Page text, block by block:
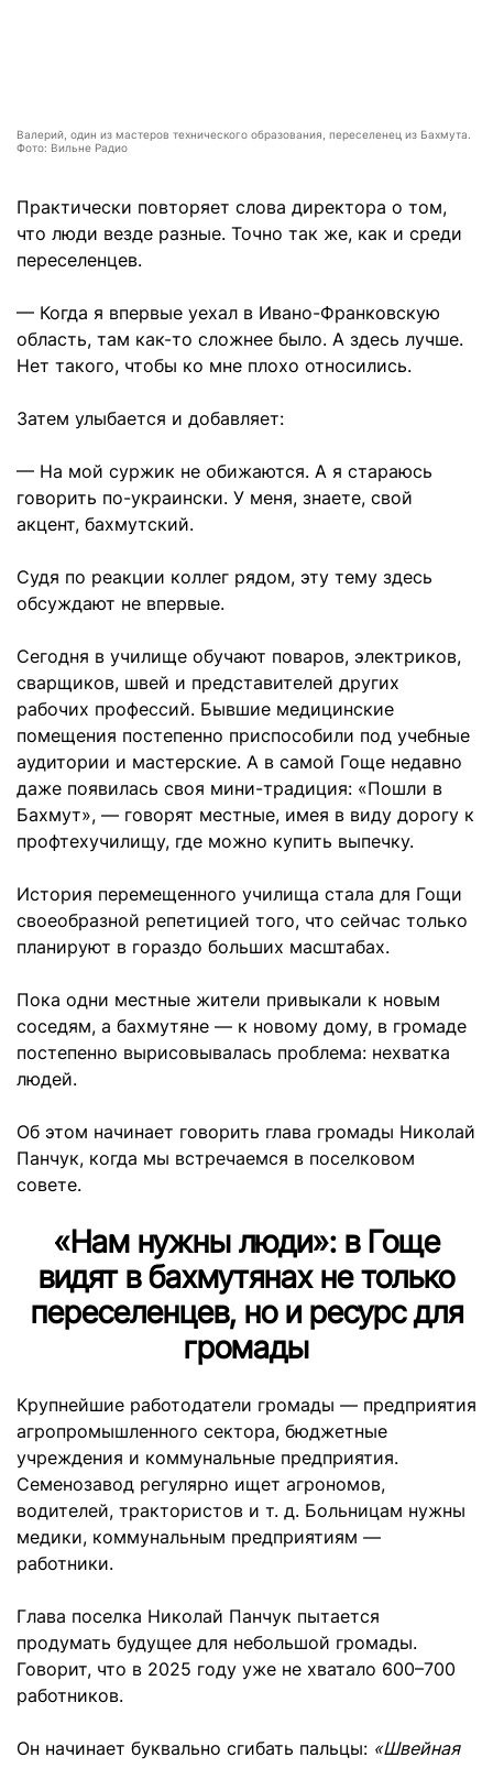
Валерий, один из мастеров технического образования, переселенец из Бахмута.
Фото: Вильне Радио
Практически повторяет слова директора о том,
что люди везде разные. Точно так же, как и среди
переселенцев.
— Когда я впервые уехал в Ивано-Франковскую
область, там как-то сложнее было. А здесь лучше.
Нет такого, чтобы ко мне плохо относились.
Затем улыбается и добавляет:
— На мой суржик не обижаются. А я стараюсь
говорить по-украински. У меня, знаете, свой
акцент, бахмутский.
Судя по реакции коллег рядом, эту тему здесь
обсуждают не впервые.
Сегодня в училище обучают поваров, электриков,
сварщиков, швей и представителей других
рабочих профессий. Бывшие медицинские
помещения постепенно приспособили под учебные
аудитории и мастерские. А в самой Гоще недавно
даже появилась своя мини-традиция: «Пошли в
Бахмут», — говорят местные, имея в виду дорогу к
профтехучилищу, где можно купить выпечку.
История перемещенного училища стала для Гощи
своеобразной репетицией того, что сейчас только
планируют в гораздо больших масштабах.
Пока одни местные жители привыкали к новым
соседям, а бахмутяне — к новому дому, в громаде
постепенно вырисовывалась проблема: нехватка
людей.
Об этом начинает говорить глава громады Николай
Панчук, когда мы встречаемся в поселковом
совете.
«Нам нужны люди»: в Гоще
видят в бахмутянах не только
переселенцев, но и ресурс для
громады
Крупнейшие работодатели громады — предприятия
агропромышленного сектора, бюджетные
учреждения и коммунальные предприятия.
Семенозавод регулярно ищет агрономов,
водителей, трактористов и т. д. Больницам нужны
медики, коммунальным предприятиям —
работники.
Глава поселка Николай Панчук пытается
продумать будущее для небольшой громады.
Говорит, что в 2025 году уже не хватало 600–700
работников.
Он начинает буквально сгибать пальцы: «Швейная